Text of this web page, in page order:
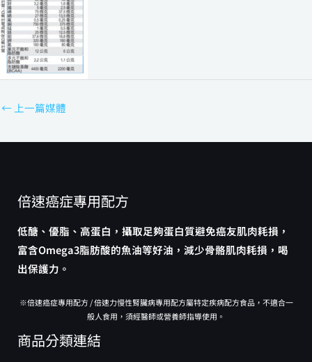
← 上一篇媒體
倍速癌症專用配方
低醣、優脂、高蛋白，攝取足夠蛋白質避免癌友肌肉耗損，
富含Omega3脂肪酸的魚油等好油，減少骨骼肌肉耗損，喝
出保護力。
※倍速癌症專用配方 / 倍速力慢性腎臟病專用配方屬特定疾病配方食品，不適合一
般人食用，須經醫師或營養師指導使用。
商品分類連結